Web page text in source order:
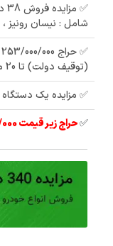
شامل : نیسان رونیز ،
(توقیف دولت) تا 20 مرداد 1405
✅ مزایده یک
✅حراج زیر قیمت 320/000/000 تومانی تیبا 2 مدل 97